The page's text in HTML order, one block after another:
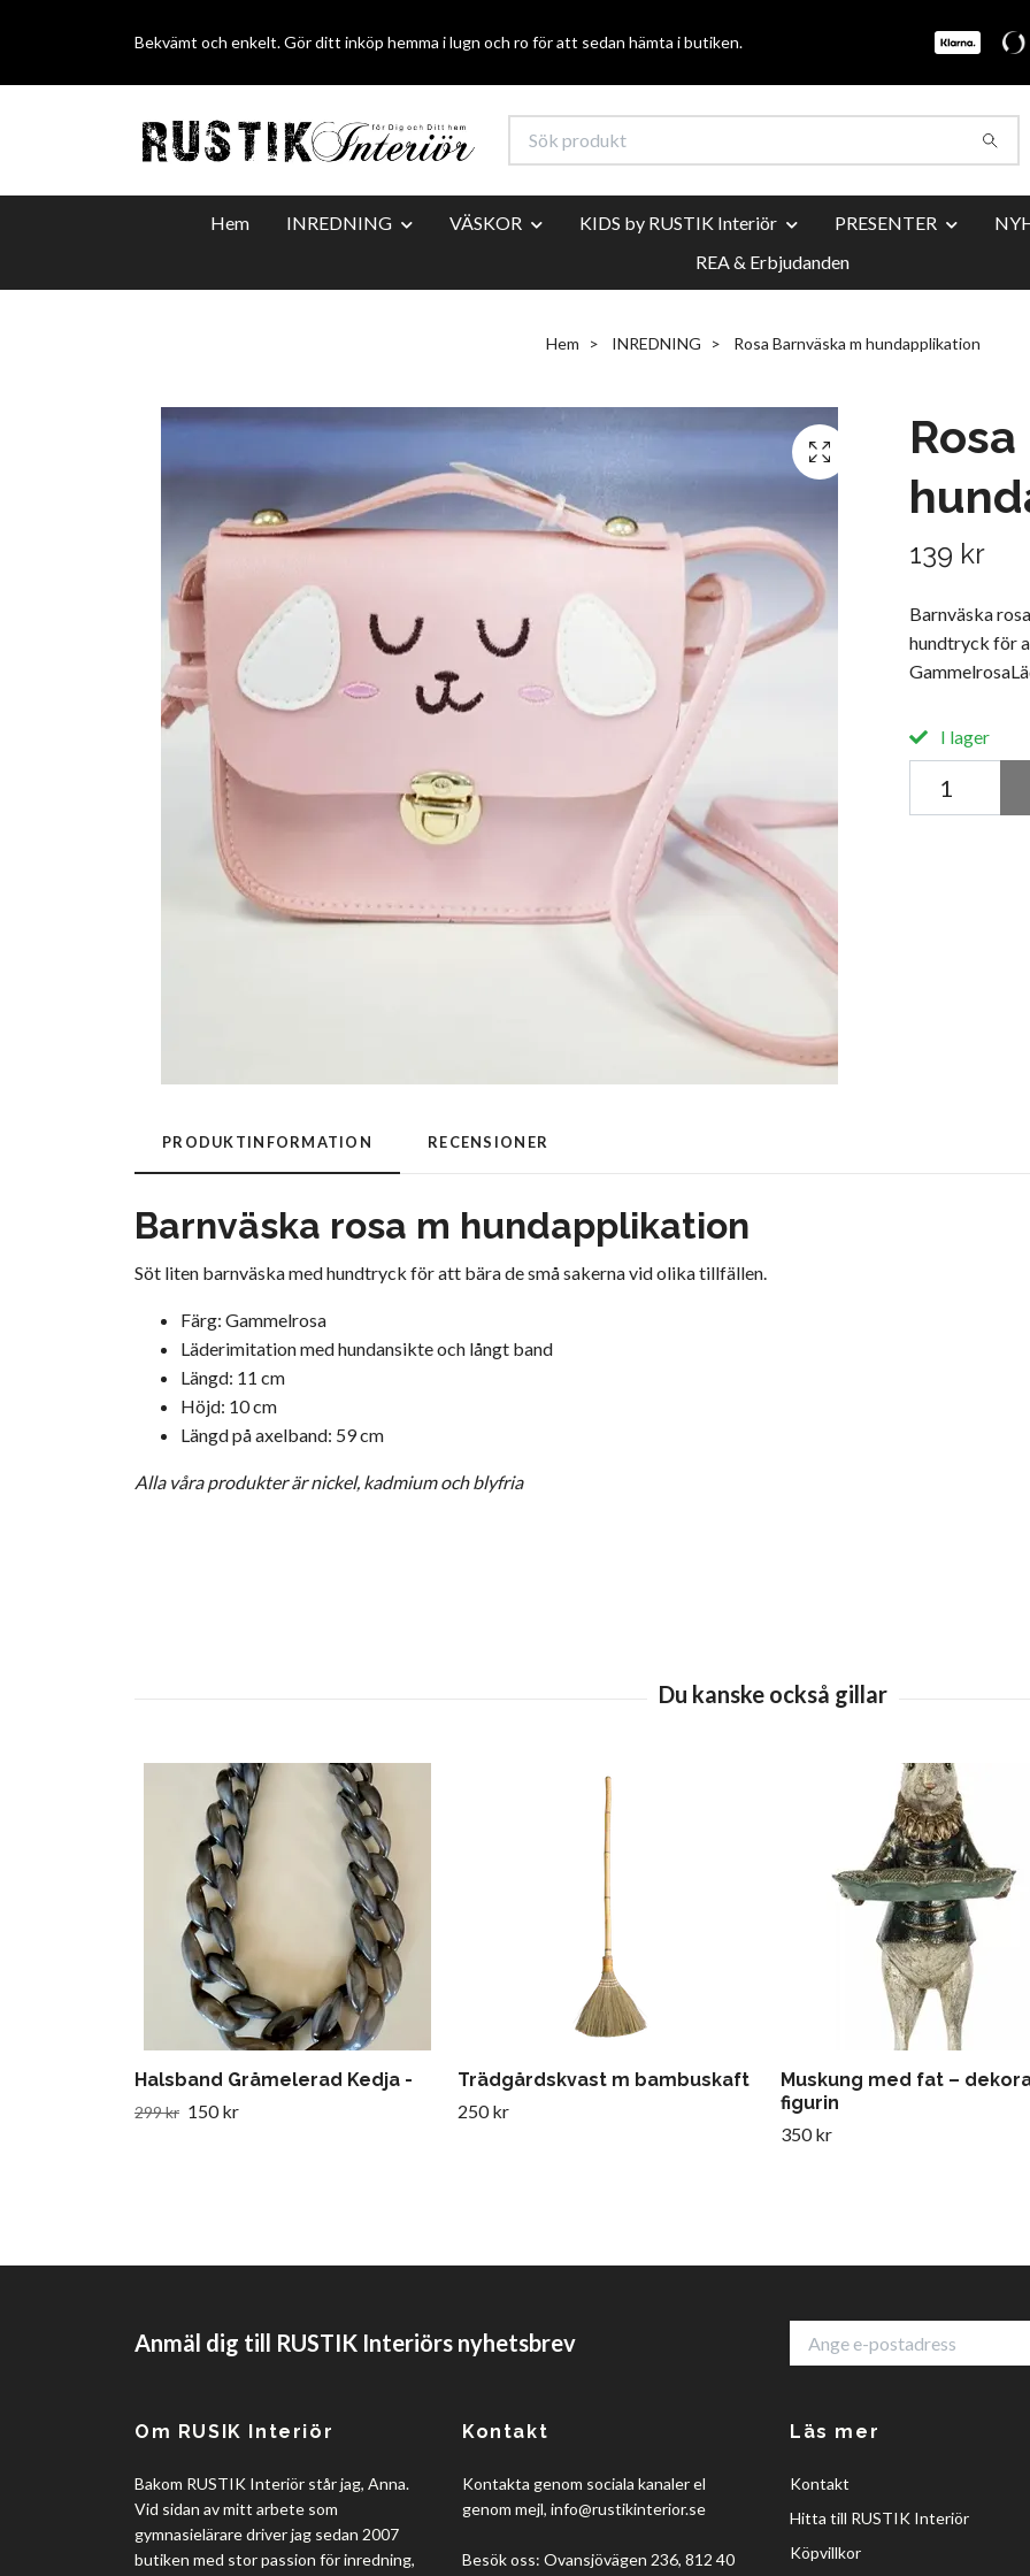
Bekvämt och enkelt. Gör ditt inköp hemma i lugn och ro för att sedan hämta i butiken.
Hem INREDNING VÄSKOR KIDS by RUSTIK Interiör PRESENTER
REA & Erbjudanden
Hem INREDNING Rosa Barnväska m hundapplikation
139 kr
Barnväska
hundtryck för
I lager
PRODUKTINFORMATION RECENSIONER
Barnväska rosa m hundapplikation
Söt liten barnväska med hundtryck för att bära de små sakerna vid olika tillfällen.
Färg: Gammelrosa
Läderimitation med hundansikte och långt band
Längd: 11 cm
Höjd: 10 cm
Längd på axelband: 59 cm
Alla våra produkter är nickel, kadmium och blyfria
Halsband Gråmelerad Kedja -
299 kr 150 kr
Trädgårdskvast m bambuskaft
250 kr
Muskung med fat –
figurin
350 kr
Anmäl dig till RUSTIK Interiörs nyhetsbrev
Om RUSIK Interiör
Bakom RUSTIK Interiör står jag, Anna.
Vid sidan av mitt arbete som
gymnasielärare driver jag sedan 2007
butiken med stor passion för inredning,
Kontakt
Kontakta genom sociala kanaler el
genom mejl, info@rustikinterior.se
Besök oss: Ovansjövägen 236, 812 40
Läs mer
Kontakt
Hitta till RUSTIK Interiör
Köpvillkor